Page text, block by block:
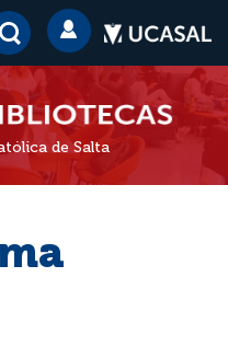
de Salta